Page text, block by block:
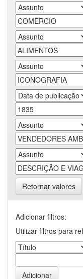
Retornar valores
Adicionar filtros:
Utilizar filtros para